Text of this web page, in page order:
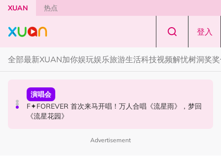
Skip to main content
XUAN 热点
登入
全部最新XUAN加你娱玩娱乐旅游生活科技视频解忧树洞奖
国际星闻
张员瑛频陷耍大牌争议！首度吐心声：真相终究会浮出水
面！
演唱会
F✦FOREVER 首次来马开唱！万人合唱《流星雨》，梦回
《流星花园》
国际星闻
CORTIS MARTIN一开口就沦陷！深情演绎JANNABI歌曲
获网友狂赞！
Advertisement